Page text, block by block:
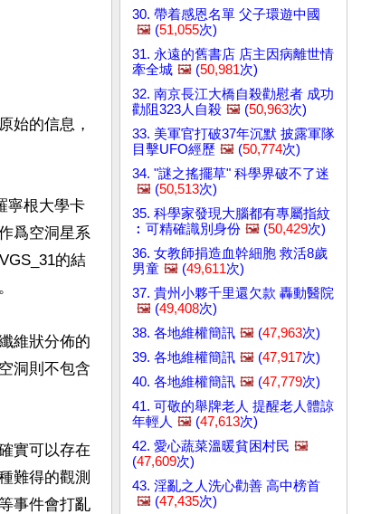
始的信息，
寧根大學卡
爲空洞星系
的結
維狀分佈的
洞則不包含
實可以存在
難得的觀測
事件會打亂
30. 帶着感恩名單 父子環遊中國
🖼️ (51,055次)
31. 永遠的舊書店 店主因病離世情
牽全城 🖼️ (50,981次)
32. 南京長江大橋自殺勸慰者 成功
勸阻323人自殺 🖼️ (50,963次)
33. 美軍官打破37年沉默 披露軍隊
目擊UFO經歷 🖼️ (50,774次)
34. "謎之搖擺草" 科學界破不了迷
🖼️ (50,513次)
35. 科學家發現大腦都有專屬指紋
︰可精確識別身份 🖼️ (50,429次)
36. 女教師捐造血幹細胞 救活8歲
男童 🖼️ (49,611次)
37. 貴州小夥千里還欠款 轟動醫院
🖼️ (49,408次)
38. 各地維權簡訊 🖼️ (47,963次)
39. 各地維權簡訊 🖼️ (47,917次)
40. 各地維權簡訊 🖼️ (47,779次)
41. 可敬的舉牌老人 提醒老人體諒
年輕人 🖼️ (47,613次)
42. 愛心蔬菜溫暖貧困村民 🖼️
(47,609次)
43. 淫亂之人洗心勸善 高中榜首
🖼️ (47,435次)